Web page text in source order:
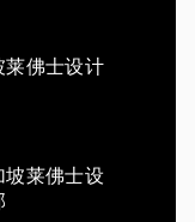
莱佛士设计
坡莱佛士设